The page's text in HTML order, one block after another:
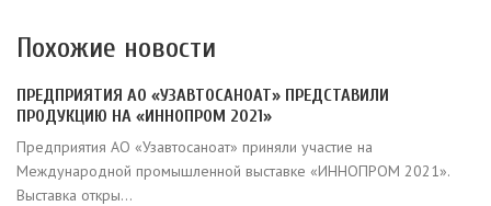
Похожие новости
ПРЕДПРИЯТИЯ АО «УЗАВТОСАНОАТ» ПРЕДСТАВИЛИ
ПРОДУКЦИЮ НА «ИННОПРОМ 2021»
Предприятия АО «Узавтосаноат» приняли участие на
Международной промышленной выставке «ИННОПРОМ 2021».
Выставка откры...